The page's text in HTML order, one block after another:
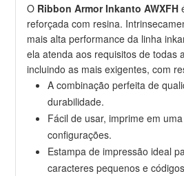
O Ribbon Armor Inkanto AWXFH
reforçada com resina.
mais alta performance da linha
ela atenda aos requisitos de todas
incluindo as mais exigentes, com
A combinação perfeita de
durabilidade.
Fácil de usar, imprime em
configurações.
Estampa de impressão ideal
caracteres pequenos e